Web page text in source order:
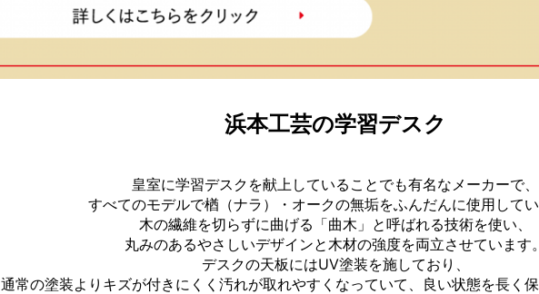
浜本工芸の学習デスク
皇室に学習デスクを献上していることでも有名なメーカーで、
すべてのモデルで楢（ナラ）・オークの無垢をふんだんに使用して
木の繊維を切らずに曲げる「曲木」と呼ばれる技術を使い、
丸みのあるやさしいデザインと木材の強度を両立させています
デスクの天板にはUV塗装を施しており、
通常の塗装よりキズが付きにくく汚れが取れやすくなっていて、良い状態を長く